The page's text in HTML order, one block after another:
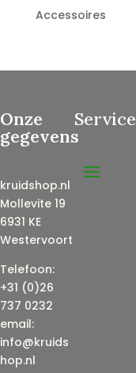
Accessoires
Onze
gegevens
kruidshop.nl
Mollevite 19
6931 KE
Westervoort
Telefoon:
+31 (0)26
737 0232
email:
info@kruids
hop.nl
Service